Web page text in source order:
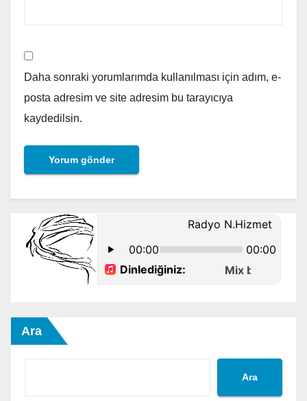
Daha sonraki yorumlarımda kullanılması için adım, e-
posta adresim ve site adresim bu tarayıcıya
kaydedilsin.
Ara
Ara